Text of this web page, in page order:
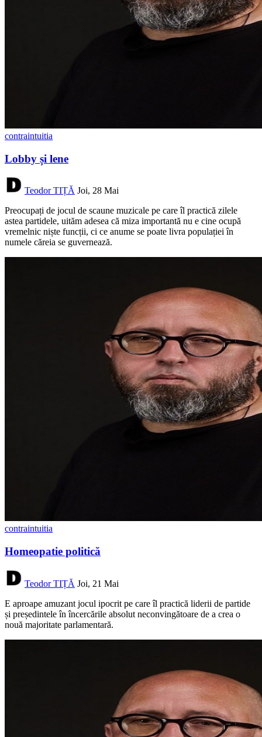
contraintuitia
Lobby și lene
Teodor TIȚĂ Joi, 28 Mai
Preocupați de jocul de scaune muzicale pe care îl practică zilele
astea partidele, uităm adesea că miza importantă nu e cine ocupă
vremelnic niște funcții, ci ce anume se poate livra populației în
numele căreia se guvernează.
contraintuitia
Homeopatie politică
Teodor TIȚĂ Joi, 21 Mai
E aproape amuzant jocul ipocrit pe care îl practică liderii de partide
și președintele în încercările absolut neconvingătoare de a crea o
nouă majoritate parlamentară.